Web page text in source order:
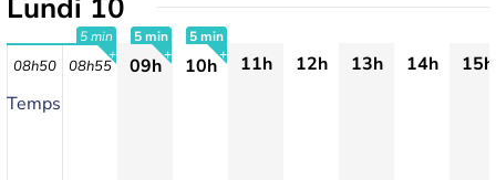
Lundi 10
08h50
5 min
08h55
5 min
09h
5 min
10h 11h 12h 13h 14h
15h
Temps